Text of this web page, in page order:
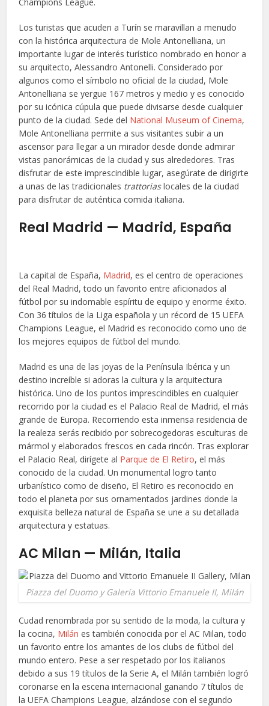
Los turistas que acuden a Turín se maravillan a menudo
con la histórica arquitectura de Mole Antonelliana, un
importante lugar de interés turístico nombrado en honor a
su arquitecto, Alessandro Antonelli. Considerado por
algunos como el símbolo no oficial de la ciudad, Mole
Antonelliana se yergue 167 metros y medio y es conocido
por su icónica cúpula que puede divisarse desde cualquier
punto de la ciudad. Sede del National Museum of Cinema,
Mole Antonelliana permite a sus visitantes subir a un
ascensor para llegar a un mirador desde donde admirar
vistas panorámicas de la ciudad y sus alrededores. Tras
disfrutar de este imprescindible lugar, asegúrate de dirigirte
a unas de las tradicionales trattoriaslocales de la ciudad
para disfrutar de auténtica comida italiana.
Real Madrid — Madrid, España
La capital de España, Madrid, es el centro de operaciones
del Real Madrid, todo un favorito entre aficionados al
fútbol por su indomable espíritu de equipo y enorme éxito.
Con 36 títulos de la Liga española y un récord de 15 UEFA
Champions League, el Madrid es reconocido como uno de
los mejores equipos de fútbol del mundo.
Madrid es una de las joyas de la Península Ibérica y un
destino increíble si adoras la cultura y la arquitectura
histórica. Uno de los puntos imprescindibles en cualquier
recorrido por la ciudad es el Palacio Real de Madrid, el más
grande de Europa. Recorriendo esta inmensa residencia de
la realeza serás recibido por sobrecogedoras esculturas de
mármol y elaborados frescos en cada rincón. Tras explorar
el Palacio Real, dirígete al Parque de El Retiro, el más
conocido de la ciudad. Un monumental logro tanto
urbanístico como de diseño, El Retiro es reconocido en
todo el planeta por sus ornamentados jardines donde la
exquisita belleza natural de España se une a su detallada
arquitectura y estatuas.
AC Milan — Milán, Italia
Piazza del Duomo y Galería Vittorio Emanuele II, Milán
Cudad renombrada por su sentido de la moda, la cultura y
la cocina, Milán es también conocida por el AC Milan, todo
un favorito entre los amantes de los clubs de fútbol del
mundo entero. Pese a ser respetado por los italianos
debido a sus 19 títulos de la Serie A, el Milán también logró
coronarse en la escena internacional ganando 7 títulos de
la UEFA Champions League, alzándose con el segundo